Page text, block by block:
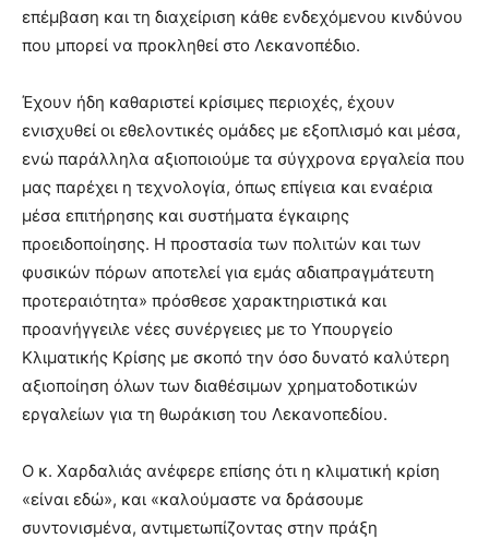
επέμβαση και τη διαχείριση κάθε ενδεχόμενου κινδύνου
που μπορεί να προκληθεί στο Λεκανοπέδιο.
Έχουν ήδη καθαριστεί κρίσιμες περιοχές, έχουν
ενισχυθεί οι εθελοντικές ομάδες με εξοπλισμό και μέσα,
ενώ παράλληλα αξιοποιούμε τα σύγχρονα εργαλεία που
μας παρέχει η τεχνολογία, όπως επίγεια και εναέρια
μέσα επιτήρησης και συστήματα έγκαιρης
προειδοποίησης. Η προστασία των πολιτών και των
φυσικών πόρων αποτελεί για εμάς αδιαπραγμάτευτη
προτεραιότητα» πρόσθεσε χαρακτηριστικά και
προανήγγειλε νέες συνέργειες με το Υπουργείο
Κλιματικής Κρίσης με σκοπό την όσο δυνατό καλύτερη
αξιοποίηση όλων των διαθέσιμων χρηματοδοτικών
εργαλείων για τη θωράκιση του Λεκανοπεδίου.
Ο κ. Χαρδαλιάς ανέφερε επίσης ότι η κλιματική κρίση
«είναι εδώ», και «καλούμαστε να δράσουμε
συντονισμένα, αντιμετωπίζοντας στην πράξη